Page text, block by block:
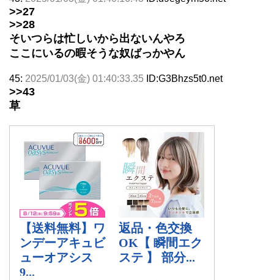
>>27
>>28
そいつらは忙しいから出ないんやろ
ここにいるの暇そうな奴ばっかやん
45: 2025/01/03(金) 01:40:33.35 ID:G3Bhzs5t0.net
>>43
草